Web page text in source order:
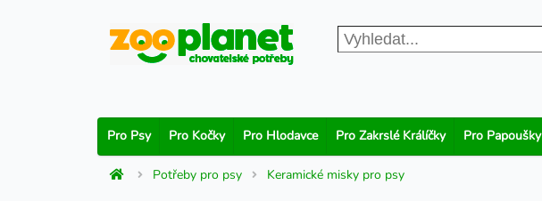
Pro Psy Pro Kočky Pro Hlodavce Pro Zakrslé Králíčky Pro Papoušky
Potřeby pro psy Keramické misky pro psy